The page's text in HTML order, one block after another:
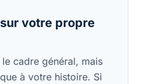
votre propre
cadre général, mais
à votre histoire. Si